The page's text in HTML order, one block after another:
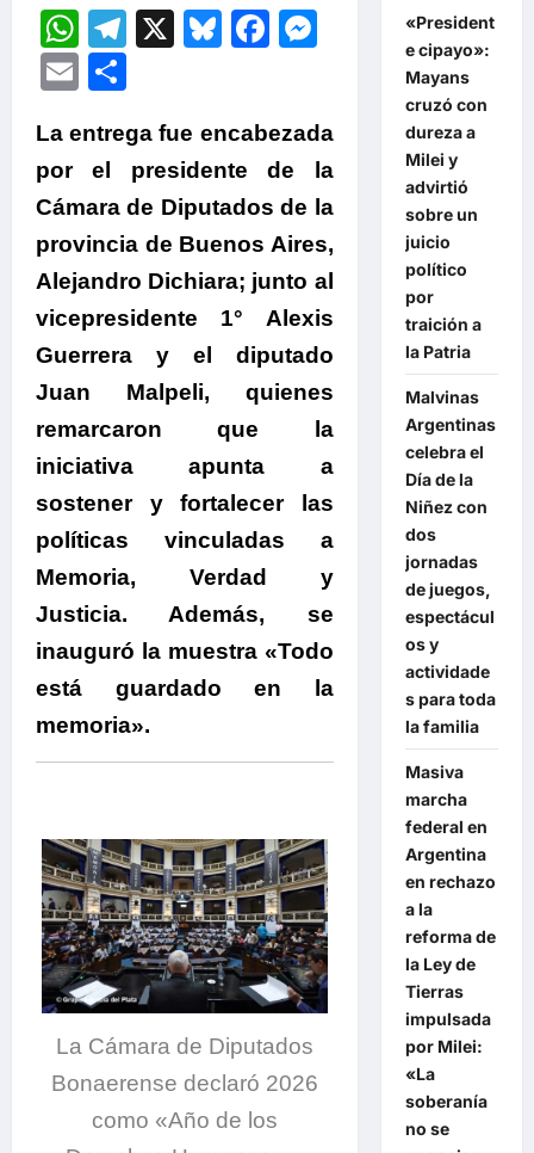
WhatsApp
Telegram
X Bluesky
Facebook
Messenger
Email
La entrega fue encabezada
por el presidente de la
Cámara de Diputados de la
provincia de Buenos Aires,
Alejandro Dichiara; junto al
vicepresidente 1° Alexis
Guerrera y el diputado
Juan Malpeli, quienes
remarcaron que la
iniciativa apunta a
sostener y fortalecer las
políticas vinculadas a
Memoria, Verdad y
Justicia. Además, se
inauguró la muestra «Todo
está guardado en la
memoria».
La Cámara de Diputados
Bonaerense declaró 2026
como «Año de los
«President
e cipayo»:
Mayans
cruzó con
dureza a
Milei y
advirtió
sobre un
juicio
político
por
traición a
la Patria
Malvinas
Argentinas
celebra el
Día de la
Niñez con
dos
jornadas
de juegos,
espectácul
os y
actividade
s para toda
la familia
Masiva
marcha
federal en
Argentina
en rechazo
a la
reforma de
la Ley de
Tierras
impulsada
por Milei:
«La
soberanía
no se